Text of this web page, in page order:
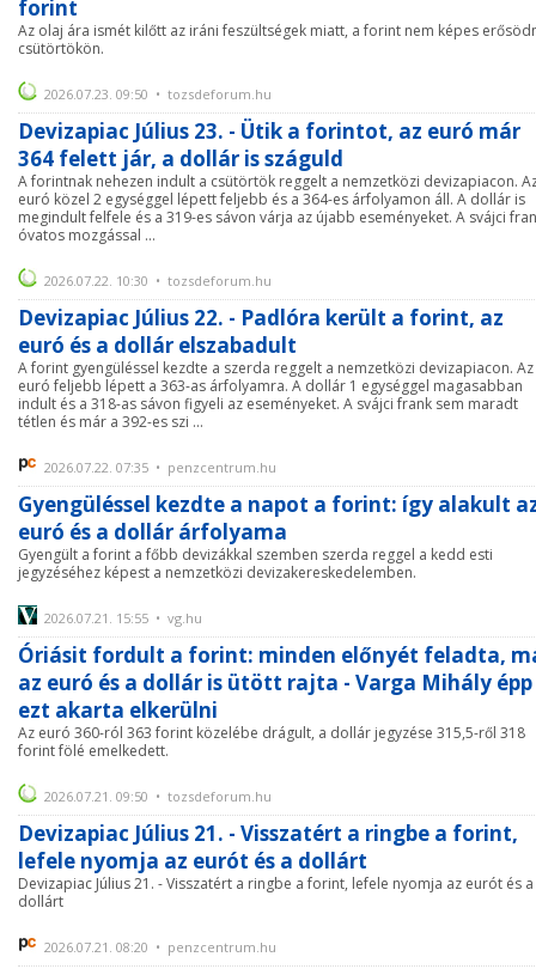
forint
Az olaj ára ismét kilőtt az iráni feszültségek miatt, a forint nem képes
csütörtökön.
2026.07.23. 09:50 • tozsdeforum.hu
Devizapiac Július 23. - Ütik a forintot, az euró már
364 felett jár, a dollár is száguld
A forintnak nehezen indult a csütörtök reggelt a nemzetközi devizapiacon.
euró közel 2 egységgel lépett feljebb és a 364-es árfolyamon áll. A dollár is
megindult felfele és a 319-es sávon várja az újabb eseményeket. A svájci
óvatos mozgással ...
2026.07.22. 10:30 • tozsdeforum.hu
Devizapiac Július 22. - Padlóra került a forint, az
euró és a dollár elszabadult
A forint gyengüléssel kezdte a szerda reggelt a nemzetközi devizapiacon. Az
euró feljebb lépett a 363-as árfolyamra. A dollár 1 egységgel magasabban
indult és a 318-as sávon figyeli az eseményeket. A svájci frank sem maradt
tétlen és már a 392-es szi ...
2026.07.22. 07:35 • penzcentrum.hu
Gyengüléssel kezdte a napot a forint: így alakult
euró és a dollár árfolyama
Gyengült a forint a főbb devizákkal szemben szerda reggel a kedd esti
jegyzéséhez képest a nemzetközi devizakereskedelemben.
2026.07.21. 15:55 • vg.hu
Óriásit fordult a forint: minden előnyét feladta,
az euró és a dollár is ütött rajta - Varga Mihály épp
ezt akarta elkerülni
Az euró 360-ról 363 forint közelébe drágult, a dollár jegyzése 315,5-ről 318
forint fölé emelkedett.
2026.07.21. 09:50 • tozsdeforum.hu
Devizapiac Július 21. - Visszatért a ringbe a forint,
lefele nyomja az eurót és a dollárt
Devizapiac Július 21. - Visszatért a ringbe a forint, lefele nyomja az eurót és a
dollárt
2026.07.21. 08:20 • penzcentrum.hu